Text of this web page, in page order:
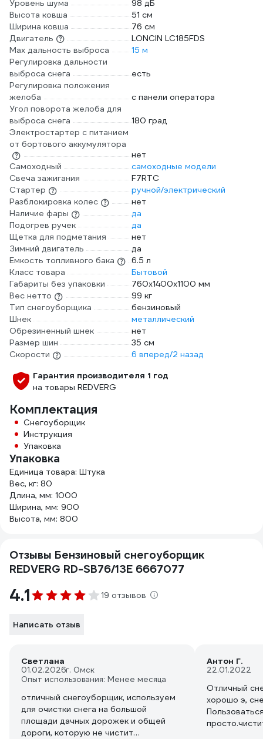
Уровень шума
98 дБ
Высота ковша
51 см
Ширина ковша
76 см
Двигатель
LONCIN LC185FDS
Max дальность выброса
15 м
Регулировка дальности
выброса снега
есть
Регулировка положения
желоба
с панели оператора
Угол поворота желоба для
выброса снега
180 град
Электростартер с питанием
от бортового аккумулятора
нет
Самоходный
самоходные модели
Свеча зажигания
F7RTC
Стартер
ручной/электрический
Разблокировка колес
нет
Наличие фары
да
Подогрев ручек
да
Щетка для подметания
нет
Зимний двигатель
да
Емкость топливного бака
6.5 л
Класс товара
Бытовой
Габариты без упаковки
760х1400х1100 мм
Вес нетто
99 кг
Тип снегоуборщика
бензиновый
Шнек
металлический
Обрезиненный шнек
нет
Размер шин
35 см
Скорости
6 вперед/2 назад
Гарантия производителя 1 год
на товары REDVERG
Комплектация
Снегоуборщик
Инструкция
Упаковка
Упаковка
Единица товара: Штука
Вес, кг: 80
Длина, мм: 1000
Ширина, мм: 900
Высота, мм: 800
Отзывы Бензиновый снегоуборщик
REDVERG RD-SB76/13E 6667077
4.1 19 отзывов
Написать отзыв
Светлана
01.02.2026г. Омск
Опыт использования: Менее месяца
отличный снегоуборщик, используем
для очистки снега на большой
площади дачных дорожек и общей
дороги, которую не чистит
Антон Г.
22.01.2022
Отличный
хорошо э,